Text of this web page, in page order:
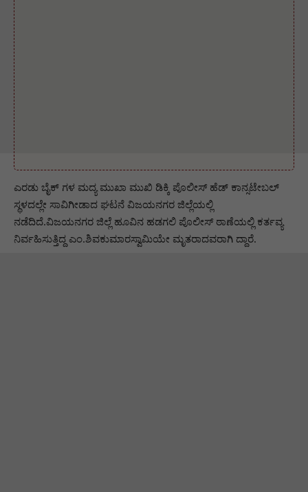
ಎರಡು ಬೈಕ್ ಗಳ‌ ಮದ್ಯ ಮುಖಾ ಮುಖಿ ಡಿಕ್ಕಿ ಪೊಲೀಸ್ ಹೆಡ್ ಕಾನ್ಸಟೇಬಲ್
ಸ್ಥಳದಲ್ಲೇ ಸಾವಿಗೀಡಾದ ಘಟನೆ ವಿಜಯನಗರ ಜಿಲ್ಲೆಯಲ್ಲಿ
ನಡೆದಿದೆ.ವಿಜಯನಗರ ಜಿಲ್ಲೆ ಹೂವಿನ ಹಡಗಲಿ ಪೊಲೀಸ್ ಠಾಣೆಯಲ್ಲಿ ಕರ್ತವ್ಯ
ನಿರ್ವಹಿಸುತ್ತಿದ್ದ ಎಂ.ಶಿವಕುಮಾರಸ್ವಾಮಿಯೇ ಮೃತರಾದವರಾಗಿ ದ್ದಾರೆ‌‌.